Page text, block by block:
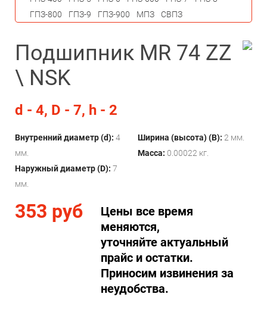
Подшипник MR 74 ZZ
\ NSK
d - 4, D - 7, h - 2
Внутренний диаметр (d): 4
мм.
Наружный диаметр (D): 7
мм.
Ширина (высота) (B): 2 мм.
Масса: 0.00022 кг.
353 руб
Цены все время
меняются,
уточняйте актуальный
прайс и остатки.
Приносим извинения за
неудобства.
ГПЗ-800
ГПЗ-9 ГПЗ-900 МПЗ СВПЗ